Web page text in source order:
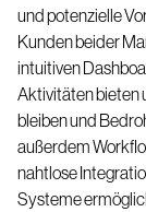
und potenzielle
Kunden beider
intuitiven
Aktivitäten bieten
bleiben und
außerdem
nahtlose
Systeme